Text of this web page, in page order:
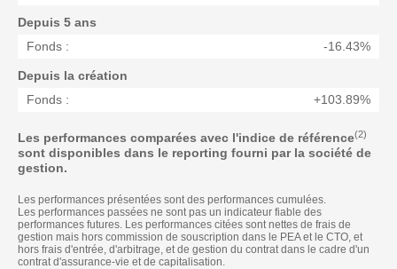
Depuis 5 ans
Fonds :
-16.43%
Depuis la création
Fonds :
+103.89%
Les performances comparées avec l'indice de référence(2)
sont disponibles dans le reporting fourni par la société de
gestion.
Les performances présentées sont des performances cumulées.
Les performances passées ne sont pas un indicateur fiable des
performances futures. Les performances citées sont nettes de frais de
gestion mais hors commission de souscription dans le PEA et le CTO, et
hors frais d'entrée, d'arbitrage, et de gestion du contrat dans le cadre d'un
contrat d'assurance-vie et de capitalisation.